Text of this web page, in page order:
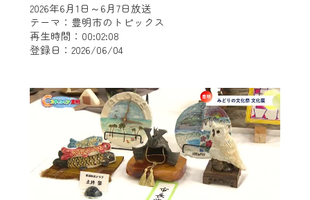
2026年6月1日～6月7日放送
テーマ：豊明市のトピックス
再生時間：00:02:08
登録日：2026/06/04